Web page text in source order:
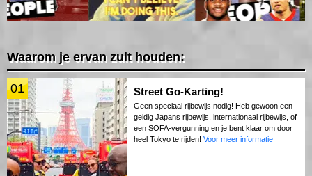
Waarom je ervan zult houden:
01 Street Go-Karting!
Geen speciaal rijbewijs nodig! Heb gewoon een
geldig Japans rijbewijs, internationaal rijbewijs, of
een SOFA-vergunning en je bent klaar om door
heel Tokyo te rijden! Voor meer informatie